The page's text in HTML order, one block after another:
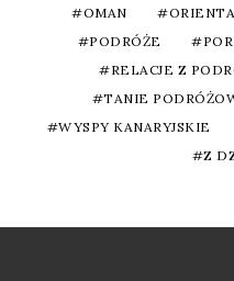
OMAN
PODRÓŻE
RELACJE Z
TANIE
WYSPY KANARYJSKIE
Z